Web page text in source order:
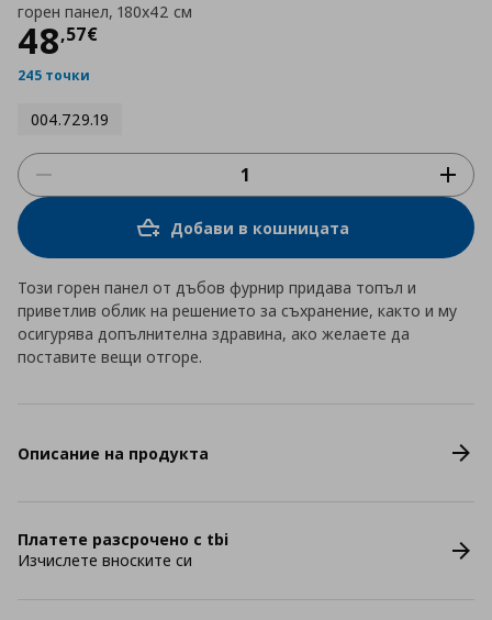
горен панел, 180x42 см
48,57€
Цена
245 точки
004.729.19
Добави в кошницата
Този горен панел от дъбов фурнир придава топъл и
приветлив облик на решението за съхранение, както и му
осигурява допълнителна здравина, ако желаете да
поставите вещи отгоре.
Описание на продукта
Платете разсрочено с tbi
Изчислете вноските си